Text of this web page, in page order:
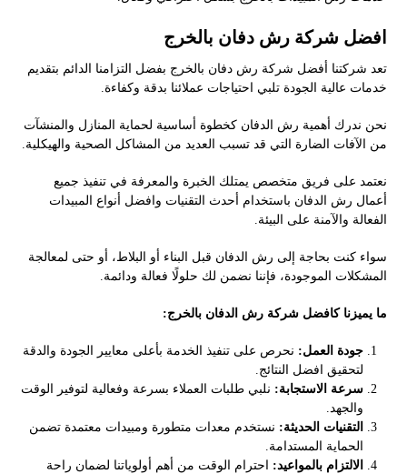
افضل شركة رش دفان بالخرج
تعد شركتنا أفضل شركة رش دفان بالخرج بفضل التزامنا الدائم بتقديم
خدمات عالية الجودة تلبي احتياجات عملائنا بدقة وكفاءة.
نحن ندرك أهمية رش الدفان كخطوة أساسية لحماية المنازل والمنشآت
من الآفات الضارة التي قد تسبب العديد من المشاكل الصحية والهيكلية.
نعتمد على فريق متخصص يمتلك الخبرة والمعرفة في تنفيذ جميع
أعمال رش الدفان باستخدام أحدث التقنيات وافضل أنواع المبيدات
الفعالة والآمنة على البيئة.
سواء كنت بحاجة إلى رش الدفان قبل البناء أو البلاط، أو حتى لمعالجة
المشكلات الموجودة، فإننا نضمن لك حلولًا فعالة ودائمة.
ما يميزنا كافضل شركة رش الدفان بالخرج:
جودة العمل: نحرص على تنفيذ الخدمة بأعلى معايير الجودة والدقة
لتحقيق افضل النتائج.
سرعة الاستجابة: نلبي طلبات العملاء بسرعة وفعالية لتوفير الوقت
والجهد.
التقنيات الحديثة: نستخدم معدات متطورة ومبيدات معتمدة تضمن
الحماية المستدامة.
الالتزام بالمواعيد: احترام الوقت من أهم أولوياتنا لضمان راحة